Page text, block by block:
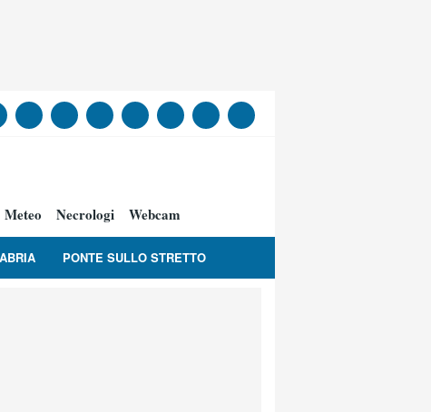
Meteo Necrologi Webcam
PONTE SULLO STRETTO